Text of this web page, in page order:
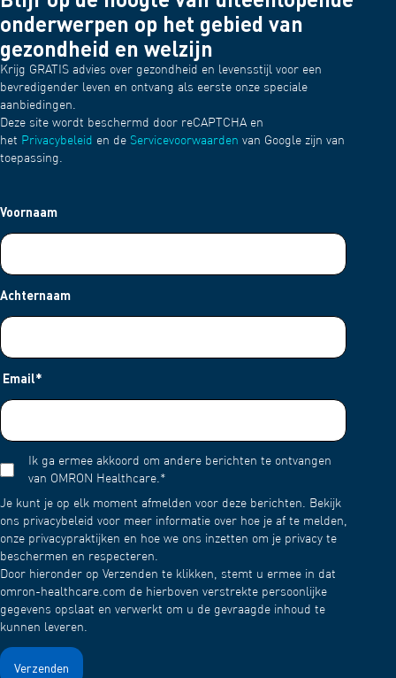
onderwerpen op het gebied van
gezondheid en welzijn
Krijg GRATIS advies over gezondheid en levensstijl voor een
bevredigender leven en ontvang als eerste onze speciale
aanbiedingen.
Deze site wordt beschermd door reCAPTCHA en
het Privacybeleid en de Servicevoorwaarden van Google zijn van
toepassing.
Voornaam
Achternaam
Email*
Ik ga ermee akkoord om andere berichten te ontvangen
van OMRON Healthcare.*
Je kunt je op elk moment afmelden voor deze berichten. Bekijk
ons privacybeleid voor meer informatie over hoe je af te melden,
onze privacypraktijken en hoe we ons inzetten om je privacy te
beschermen en respecteren.
Door hieronder op Verzenden te klikken, stemt u ermee in dat
omron-healthcare.com de hierboven verstrekte persoonlijke
gegevens opslaat en verwerkt om u de gevraagde inhoud te
kunnen leveren.